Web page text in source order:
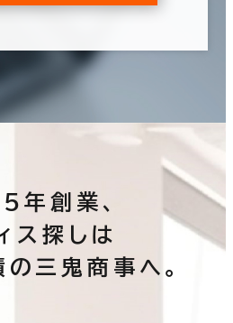
創業、
ス探しは
三鬼商事へ。